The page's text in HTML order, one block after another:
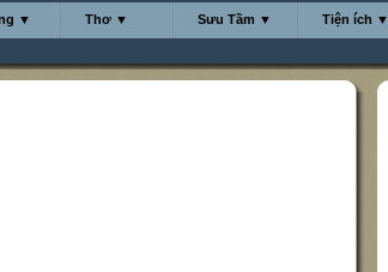
▼ Thơ ▼ Sưu Tầm ▼ Tiện ích ▼